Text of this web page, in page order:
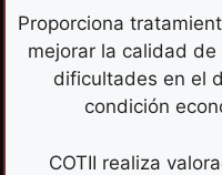
Proporciona
mejorar la calidad
dificultades en el
condición
COTII realiza